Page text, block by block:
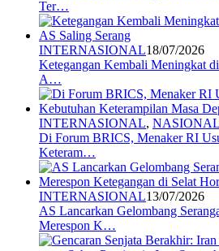
Ter…
INTERNASIONAL18/07/2026
Ketegangan Kembali Meningkat
A…
INTERNASIONAL, NASIONAL
Di Forum BRICS, Menaker RI
Keteram…
INTERNASIONAL13/07/2026
AS Lancarkan Gelombang
Merespon K…